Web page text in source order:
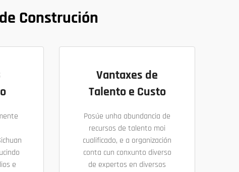
Construción
e
Vantaxes de
Talento e Custo
Posúe unha abundancia de
recursos de talento moi
cualificado, e a organización
conta cun conxunto diverso
de expertos en diversos